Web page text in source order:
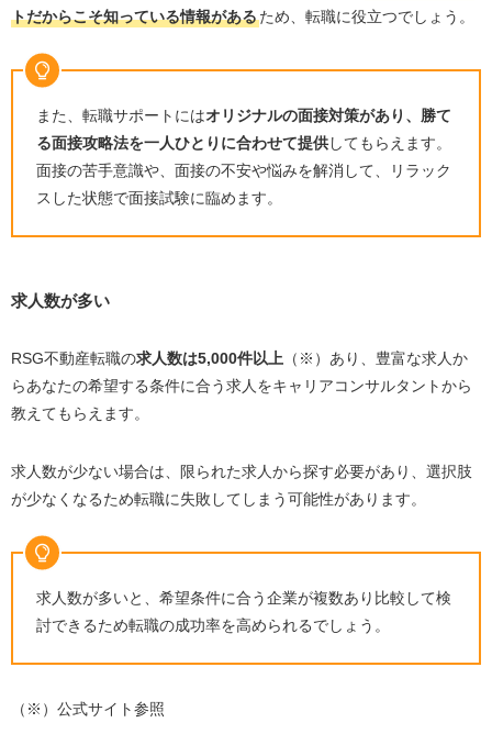
トだからこそ知っている情報があるため、転職に役立つでしょう。
また、転職サポートにはオリジナルの面接対策があり、勝て
る面接攻略法を一人ひとりに合わせて提供してもらえます。
面接の苦手意識や、面接の不安や悩みを解消して、リラック
スした状態で面接試験に臨めます。
求人数が多い
RSG不動産転職の求人数は5,000件以上（※）あり、豊富な求人か
らあなたの希望する条件に合う求人をキャリアコンサルタントから
教えてもらえます。
求人数が少ない場合は、限られた求人から探す必要があり、選択肢
が少なくなるため転職に失敗してしまう可能性があります。
求人数が多いと、希望条件に合う企業が複数あり比較して検
討できるため転職の成功率を高められるでしょう。
（※）公式サイト参照